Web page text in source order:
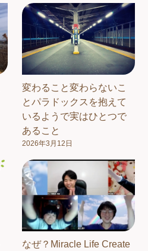
変わること変わらないこ
とパラドックスを抱えて
いるようで実はひとつで
あること
2026年3月12日
なぜ？Miracle Life Create